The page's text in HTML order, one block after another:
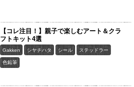
【コレ注目！】親子で楽しむアート＆クラ
フトキット4選
Gakken シヤチハタ シール ステッドラー
色鉛筆